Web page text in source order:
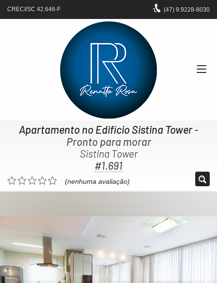
CRECI/SC 42.646-F (47) 9.9228-8030
Apartamento no Edifício Sistina Tower-
Pronto para morar
Sistina Tower
#1.691
(nenhuma avaliação)